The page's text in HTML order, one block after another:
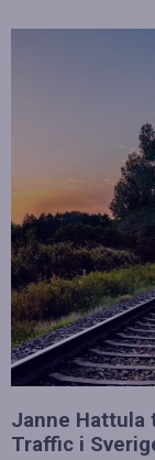
Janne Hattula
Traffic i